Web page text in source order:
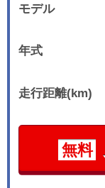
モデル
年式
走行距離(km)
無料